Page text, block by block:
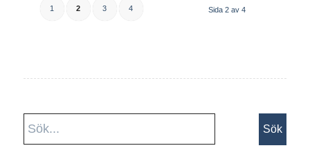
Sida 2 av 4
1 2 3 4